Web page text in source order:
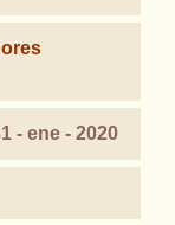
- ene - 2020